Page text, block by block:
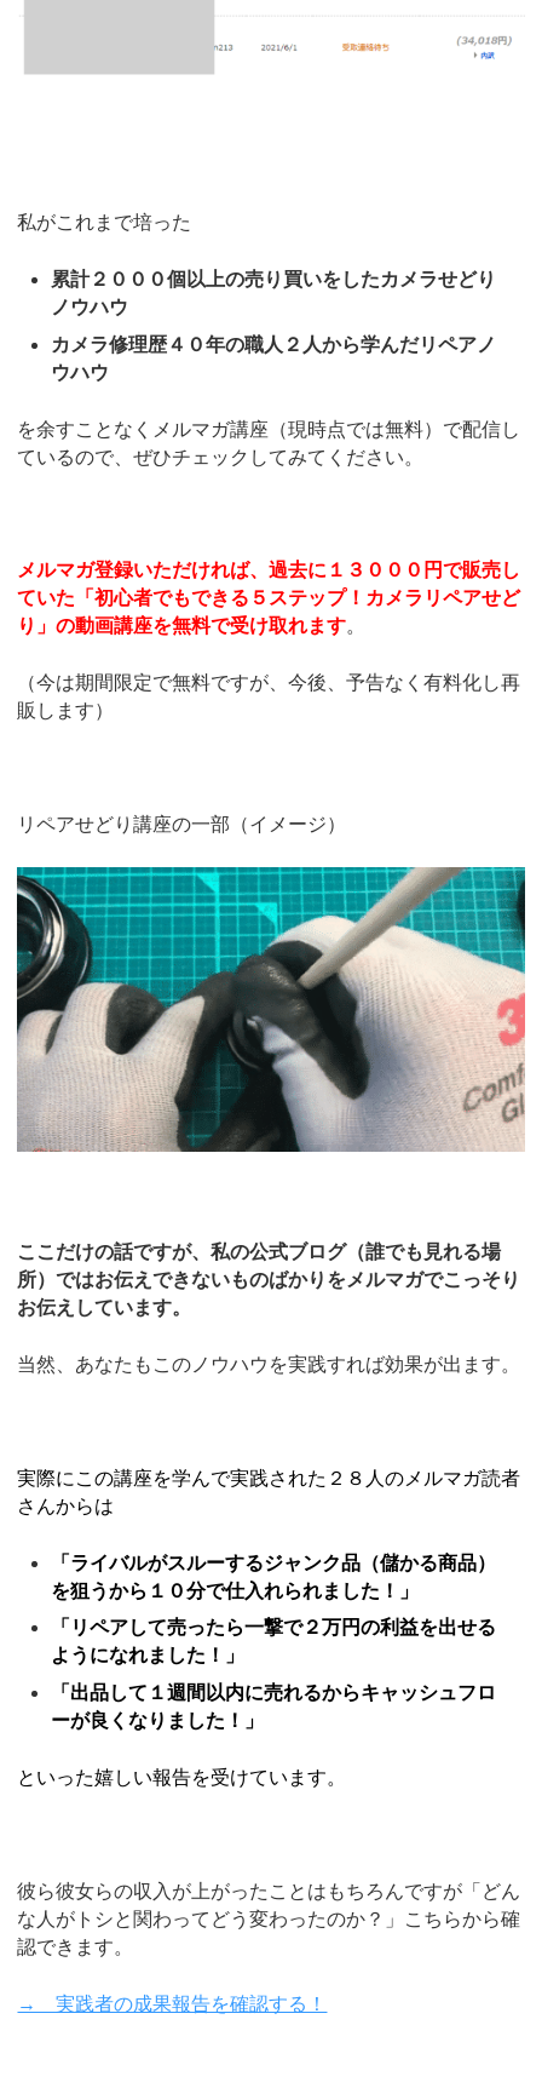
私がこれまで培った
累計２０００個以上の売り買いをしたカメラせどり
ノウハウ
カメラ修理歴４０年の職人２人から学んだリペアノ
ウハウ
を余すことなくメルマガ講座（現時点では無料）で配信し
ているので、ぜひチェックしてみてください。
メルマガ登録いただければ、過去に１３０００円で販売し
ていた「初心者でもできる５ステップ！カメラリペアせど
り」の動画講座を無料で受け取れます。
（今は期間限定で無料ですが、今後、予告なく有料化し再
販します）
リペアせどり講座の一部（イメージ）
ここだけの話ですが、私の公式ブログ（誰でも見れる場
所）ではお伝えできないものばかりをメルマガでこっそり
お伝えしています。
当然、あなたもこのノウハウを実践すれば効果が出ます。
実際にこの講座を学んで実践された２８人のメルマガ読者
さんからは
「ライバルがスルーするジャンク品（儲かる商品）
を狙うから１０分で仕入れられました！」
「リペアして売ったら一撃で２万円の利益を出せる
ようになれました！」
「出品して１週間以内に売れるからキャッシュフロ
ーが良くなりました！」
といった嬉しい報告を受けています。
彼ら彼女らの収入が上がったことはもちろんですが「どん
な人がトシと関わってどう変わったのか？」こちらから確
認できます。
→ 実践者の成果報告を確認する！